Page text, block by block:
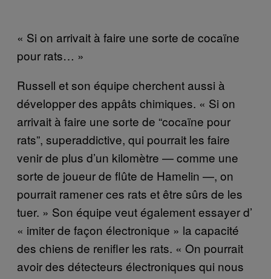
« Si on arrivait à faire une sorte de cocaïne
pour rats… »
Russell et son équipe cherchent aussi à
développer des appâts chimiques. « Si on
arrivait à faire une sorte de “cocaïne pour
rats”, superaddictive, qui pourrait les faire
venir de plus d’un kilomètre — comme une
sorte de joueur de flûte de Hamelin —, on
pourrait ramener ces rats et être sûrs de les
tuer. » Son équipe veut également essayer d’
« imiter de façon électronique » la capacité
des chiens de renifler les rats. « On pourrait
avoir des détecteurs électroniques qui nous